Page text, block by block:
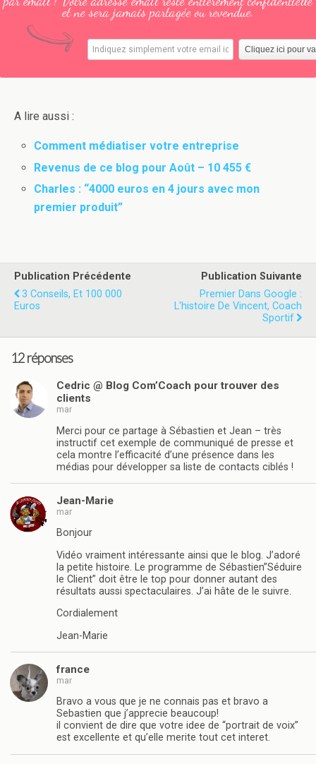
et ne sera jamais partagée ou revendue.
A lire aussi :
Comment médiatiser votre entreprise
Revenus de ce blog pour Août – 10 455 €
Charles : “4000 euros en 4 jours avec mon
premier produit”
Publication Précédente
3 Conseils, Et 100 000
Euros
Publication Suivante
Premier Dans Google :
L'histoire De Vincent, Coach
Sportif
12 réponses
Cedric @ Blog Com’Coach pour trouver des
clients
mar
Merci pour ce partage à Sébastien et Jean – très
instructif cet exemple de communiqué de presse et
cela montre l’efficacité d’une présence dans les
médias pour développer sa liste de contacts ciblés !
Jean-Marie
mar
Bonjour
Vidéo vraiment intéressante ainsi que le blog. J’adoré
la petite histoire. Le programme de Sébastien”Séduire
le Client” doit être le top pour donner autant des
résultats aussi spectaculaires. J’ai hâte de le suivre.
Cordialement
Jean-Marie
france
mar
Bravo a vous que je ne connais pas et bravo a
Sebastien que j’apprecie beaucoup!
il convient de dire que votre idee de “portrait de voix”
est excellente et qu’elle merite tout cet interet.